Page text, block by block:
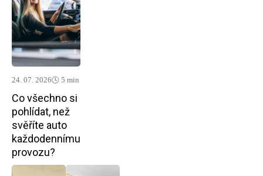
24. 07. 2026🕓 5 min
Co všechno si
pohlídat, než
svěříte auto
každodennímu
provozu?